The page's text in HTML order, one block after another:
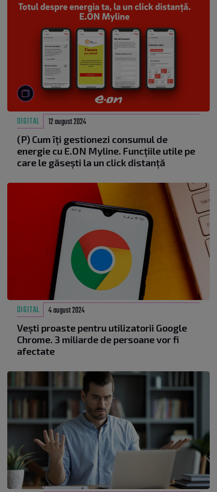
DIGITAL 12 august 2024
(P) Cum îți gestionezi consumul de
energie cu E.ON Myline. Funcțiile utile pe
care le găsești la un click distanță
DIGITAL 4 august 2024
Vești proaste pentru utilizatorii Google
Chrome. 3 miliarde de persoane vor fi
afectate